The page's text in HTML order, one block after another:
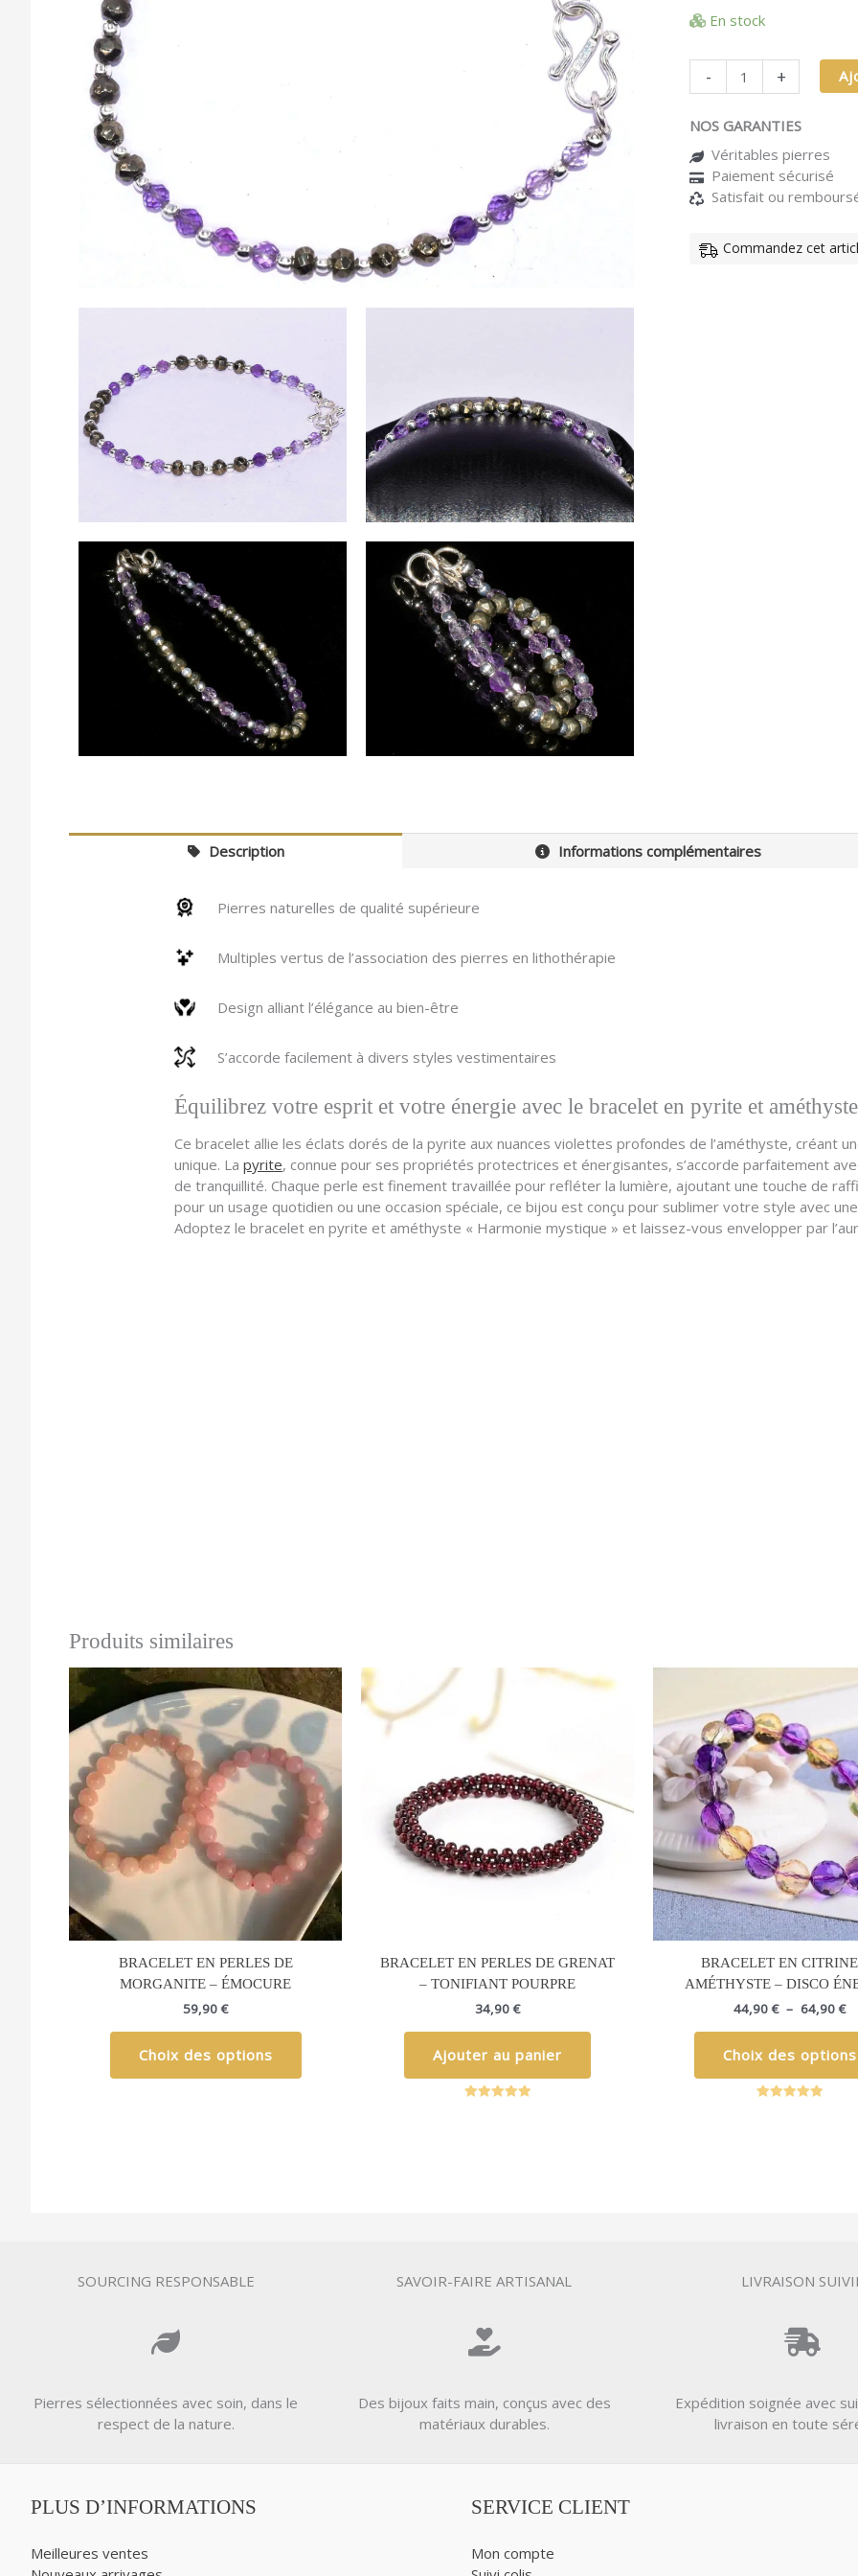
En stock
-
Harmonie
+
NOS GARANTIES
Véritables pierres
Paiement sécurisé
Satisfait ou
Commandez cet
Description Informations complémentaires
Pierres naturelles de qualité supérieure
Multiples vertus de l’association des pierres en lithothérapie
Design alliant l’élégance au bien-être
S’accorde facilement à divers styles vestimentaires
Équilibrez votre esprit et votre énergie avec le bracelet en pyrite et
Ce bracelet allie les éclats dorés de la pyrite aux nuances violettes profondes de l’améthyste, créant
unique. La pyrite, connue pour ses propriétés protectrices et énergisantes, s’accorde parfaitement
de tranquillité. Chaque perle est finement travaillée pour refléter la lumière, ajoutant une touche de
pour un usage quotidien ou une occasion spéciale, ce bijou est conçu pour sublimer votre style avec
Adoptez le bracelet en pyrite et améthyste « Harmonie mystique » et laissez-vous envelopper par
Produits similaires
BRACELET EN PERLES DE
MORGANITE – ÉMOCURE
59,90€
Choix des options
Ce
produit
a
plusieurs
variations.
Les
options
peuvent
être
choisies
la
page
BRACELET EN PERLES DE GRENAT
– TONIFIANT POURPRE
34,90€
Ajouter au panier
BRACELET EN
AMÉTHYSTE – DISCO
44,90€ – 64,90€
Choix des options
SOURCING RESPONSABLE
Pierres sélectionnées avec soin, dans le
respect de la nature.
SAVOIR-FAIRE ARTISANAL
Des bijoux faits main, conçus avec des
matériaux durables.
LIVRAISON
Expédition soignée avec
livraison en toute
PLUS D’INFORMATIONS
Meilleures ventes
SERVICE CLIENT
Mon compte